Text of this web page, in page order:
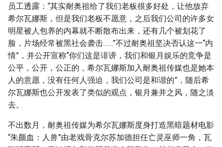
员工透露：“其实耐奥祖给了我们老板很多好处，让他放弃
希尔瓦娜斯，但是我们老板不愿意，之后我们公司的许多女
明星被人包养的内幕就不断散布出来，还有几个被划花了
脸，片场经常被黑社会袭击……”不过耐奥祖坚决否认这一“内
情”，并公开宣称“你们这是诽谤，我们和银月娱乐的竞争是
公平，公开，公正的，希尔瓦娜斯加入耐奥祖传媒也是她本
人的意愿，没有任何人强迫，我们公司是和谐的”，随后希
尔瓦娜斯也公开发表了类似的观点，银月兼并之风，随之淡
去。
不出数月，耐奥祖传媒为希尔瓦娜斯度身打造黑暗题材电影
“朱颜血：人兽”由老戏骨克尔苏加德担任亡灵巫师一角，瓦